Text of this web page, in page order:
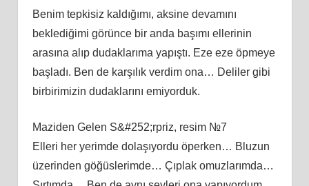
Benim tepkisiz kaldığımı, aksine devamını
beklediğimi görünce bir anda başımı ellerinin
arasına alıp dudaklarıma yapıştı. Eze eze öpmeye
başladı. Ben de karşılık verdim ona… Deliler gibi
birbirimizin dudaklarını emiyorduk.
Maziden Gelen S&#252;rpriz, resim №7
Elleri her yerimde dolaşıyordu öperken… Bluzun
üzerinden göğüslerimde… Çıplak omuzlarımda…